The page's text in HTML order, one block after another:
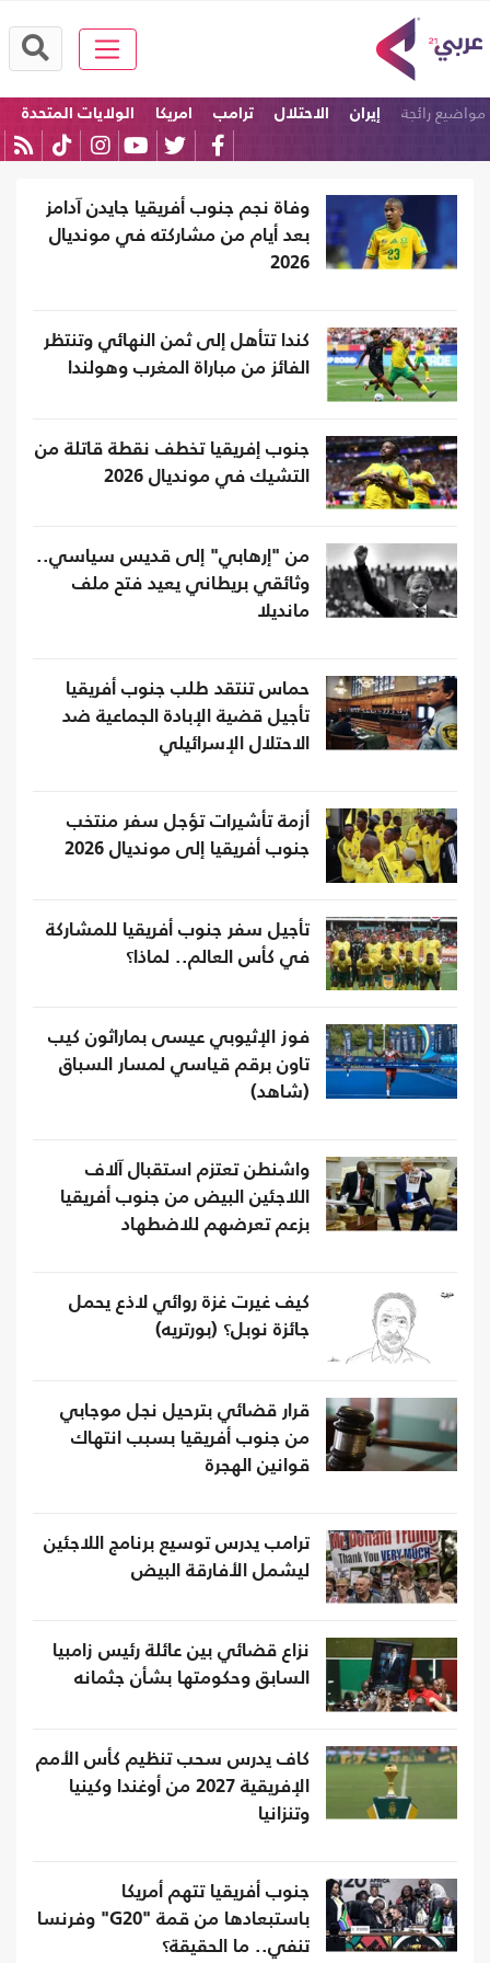
مواضيع رائجة إيران الاحتلال ترامب امريكا
الولايات المتحدة
وفاة نجم جنوب أفريقيا جايدن آدامز
بعد أيام من مشاركته في مونديال
2026
كندا تتأهل إلى ثمن النهائي وتنتظر
الفائز من مباراة المغرب وهولندا
جنوب إفريقيا تخطف نقطة قاتلة من
التشيك في مونديال 2026
من "إرهابي" إلى قديس سياسي..
وثائقي بريطاني يعيد فتح ملف
مانديلا
حماس تنتقد طلب جنوب أفريقيا
تأجيل قضية الإبادة الجماعية ضد
الاحتلال الإسرائيلي
أزمة تأشيرات تؤجل سفر منتخب
جنوب أفريقيا إلى مونديال 2026
تأجيل سفر جنوب أفريقيا للمشاركة
في كأس العالم.. لماذا؟
فوز الإثيوبي عيسى بماراثون كيب
تاون برقم قياسي لمسار السباق
(شاهد)
واشنطن تعتزم استقبال آلاف
اللاجئين البيض من جنوب أفريقيا
بزعم تعرضهم للاضطهاد
كيف غيرت غزة روائي لاذع يحمل
جائزة نوبل؟ (بورتريه)
قرار قضائي بترحيل نجل موجابي
من جنوب أفريقيا بسبب انتهاك
قوانين الهجرة
ترامب يدرس توسيع برنامج اللاجئين
ليشمل الأفارقة البيض
نزاع قضائي بين عائلة رئيس زامبيا
السابق وحكومتها بشأن جثمانه
كاف يدرس سحب تنظيم كأس الأمم
الإفريقية 2027 من أوغندا وكينيا
وتنزانيا
جنوب أفريقيا تتهم أمريكا
باستبعادها من قمة "G20" وفرنسا
تنفي.. ما الحقيقة؟